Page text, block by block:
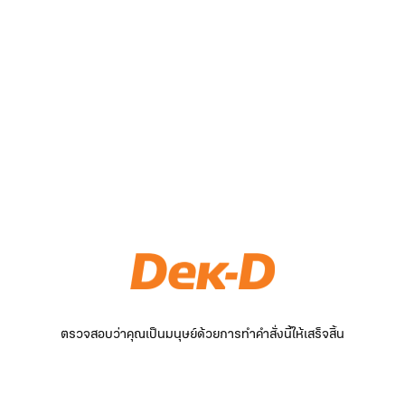
ตรวจสอบว่าคุณเป็นมนุษย์ด้วยการทำคำสั่งนี้ให้เสร็จสิ้น